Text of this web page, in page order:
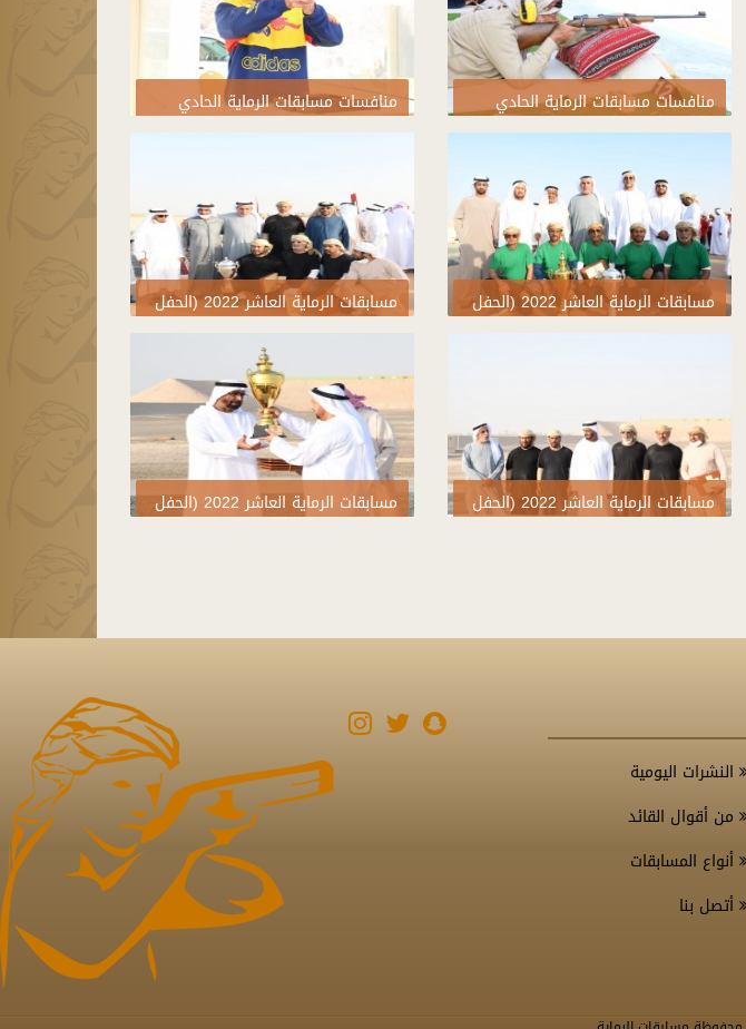
منافسات مسابقات الرماية الحادي
عشر 2023
منافسات مسابقات الرماية الحادي
عشر 2023
مسابقات الرماية العاشر 2022 (الحفل
الختامي)
مسابقات الرماية العاشر 2022 (الحفل
الختامي)
مسابقات الرماية العاشر 2022 (الحفل
الختامي)
مسابقات الرماية العاشر 2022 (الحفل
الختامي)
النشرات اليومية
من أقوال القائد
أنواع المسابقات
أتصل بنا